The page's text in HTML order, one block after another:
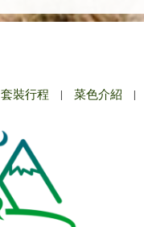
套裝行程 | 菜色介紹 |